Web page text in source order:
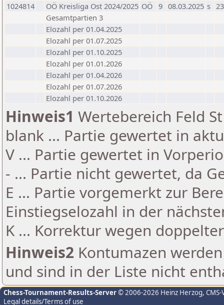
1024814
OÖ Kreisliga Ost 2024/2025 OÖ 9 08.03.2025 s
Gesamtpartien 3
Elozahl per 01.04.2025
Elozahl per 01.07.2025
Elozahl per 01.10.2025
Elozahl per 01.01.2026
Elozahl per 01.04.2026
Elozahl per 01.07.2026
Elozahl per 01.10.2026
Hinweis1 Wertebereich Feld
blank ... Partie gewertet in
V ... Partie gewertet in
- ... Partie nicht gewertet, da
E ... Partie vorgemerkt zur
Einstiegselozahl in der
K ... Korrektur wegen
Hinweis2 Kontumazen
und sind in der Liste nicht
Chess-Tournament-Results-Server© 2006-2026 Heinz Herzog,
Legal details/Terms of use